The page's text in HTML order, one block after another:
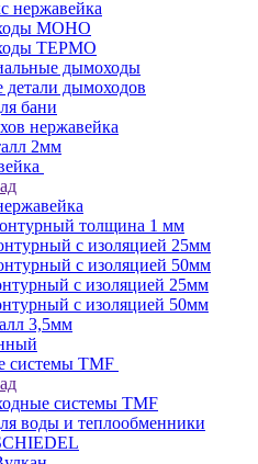
нержавейка
МОНО
ТЕРМО
дымоходы
дымоходов
бани
нержавейка
2мм
толщина 1 мм
с изоляцией 25мм
с изоляцией 50мм
с изоляцией 25мм
с изоляцией 50мм
3,5мм
системы TMF
системы TMF
воды и теплообменники